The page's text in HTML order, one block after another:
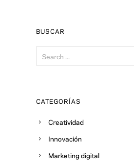
BUSCAR
CATEGORÍAS
Creatividad
Innovación
Marketing digital